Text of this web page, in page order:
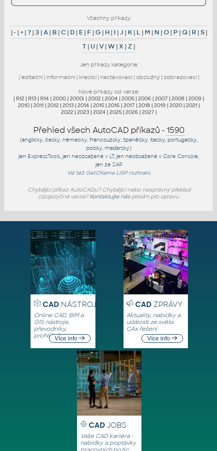
Všechny příkazy:
|- |+|?|3 |A| B|C| D| E| F |G| H| I |J | K| L | M | N |O| P |Q| R |S|
T| U|V|W|X |Z |
Jen příkazy kategorie:
| editační| informační| kreslicí| nastavovací| obslužný| zobrazovací|
Nové příkazy od verze:
| R12 | R13 | R14 | 2000 | 2000i | 2002 | 2004 | 2005 | 2006 | 2007 | 2008 | 2009 |
2010 | 2011 | 2012 | 2013 | 2014 | 2015 | 2016 | 2017 | 2018 | 2019 | 2020 | 2021 |
2022 | 2023 | 2024 | 2025 | 2026 | 2027 |
Přehled všech AutoCAD příkazů - 1590
(anglicky, česky, německy, francouzsky, španělsky, italsky, portugalsky,
polsky, maďarsky)
jen ExpressTools , jen neobsažené v LT, jen neobsažené v Core Console
jen ze SAP
Viz též GetCNameLISP rozhraní.
Chybějící příkaz AutoCADu? Chybějící nebo nesprávný překlad
cizojazyčné verze? Kontaktujte násprosím pro opravu.
CADNÁSTROJE
Online CAD, BIM a
GIS nástroje,
převodníky,
prohlížečeVíce info
CADZPRÁVY
Aktuality, nabídky a
události ze světa
CAx řešení
Více info
CAD JOBS
Vaše CAD kariéra -
nabídky a poptávky